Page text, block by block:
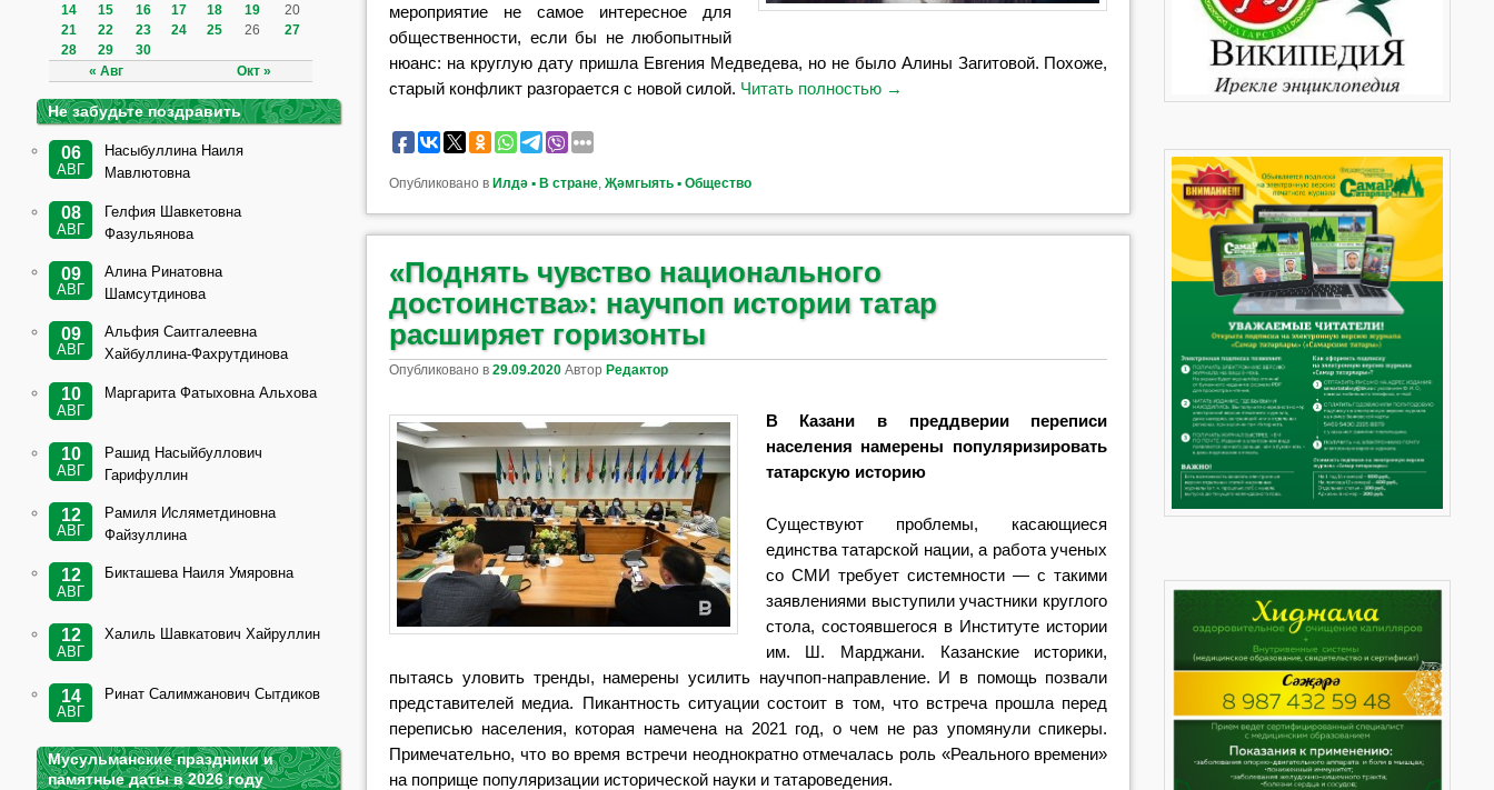
мероприятие не самое интересное для
общественности, если бы не любопытный
нюанс: на круглую дату пришла Евгения Медведева, но не было Алины Загитовой. Похоже,
старый конфликт разгорается с новой силой. Читать полностью →
Опубликовано в Илдә ▪ В стране,Җәмгыять ▪ Общество
«Поднять чувство национального
достоинства»: научпоп истории татар
расширяет горизонты
Опубликовано в29.09.2020 Автор Редактор
В Казани в преддверии переписи
населения намерены популяризировать
татарскую историю
Существуют проблемы, касающиеся
единства татарской нации, а работа ученых
со СМИ требует системности — с такими
заявлениями выступили участники круглого
стола, состоявшегося в Институте истории
им. Ш. Марджани. Казанские историки,
пытаясь уловить тренды, намерены усилить научпоп-направление. И в помощь позвали
представителей медиа. Пикантность ситуации состоит в том, что встреча прошла перед
переписью населения, которая намечена на 2021 год, о чем не раз упомянули спикеры.
Примечательно, что во время встречи неоднократно отмечалась роль «Реального времени»
на поприще популяризации исторической науки и татароведения.
« Авг Окт »
14
15 16 17 18 19
20
21
22 23 24 25 26
27
28
29 30
Не забудьте поздравить
06
АВГ
Насыбуллина Наиля
Мавлютовна
08
АВГ
Гелфия Шавкетовна
Фазульянова
09
АВГ
Алина Ринатовна
Шамсутдинова
09
АВГ
Альфия Саитгалеевна
Хайбуллина-Фахрутдинова
10
АВГ
Маргарита Фатыховна Альхова
10
АВГ
Рашид Насыйбуллович
Гарифуллин
12
АВГ
Рамиля Исляметдиновна
Файзуллина
12
АВГ
Бикташева Наиля Умяровна
12
АВГ
Халиль Шавкатович Хайруллин
14
АВГ
Ринат Салимжанович Сытдиков
Мусульманские праздники и
памятные даты в 2026 году